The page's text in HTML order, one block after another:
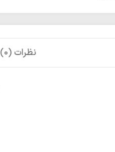
نظرات (0)